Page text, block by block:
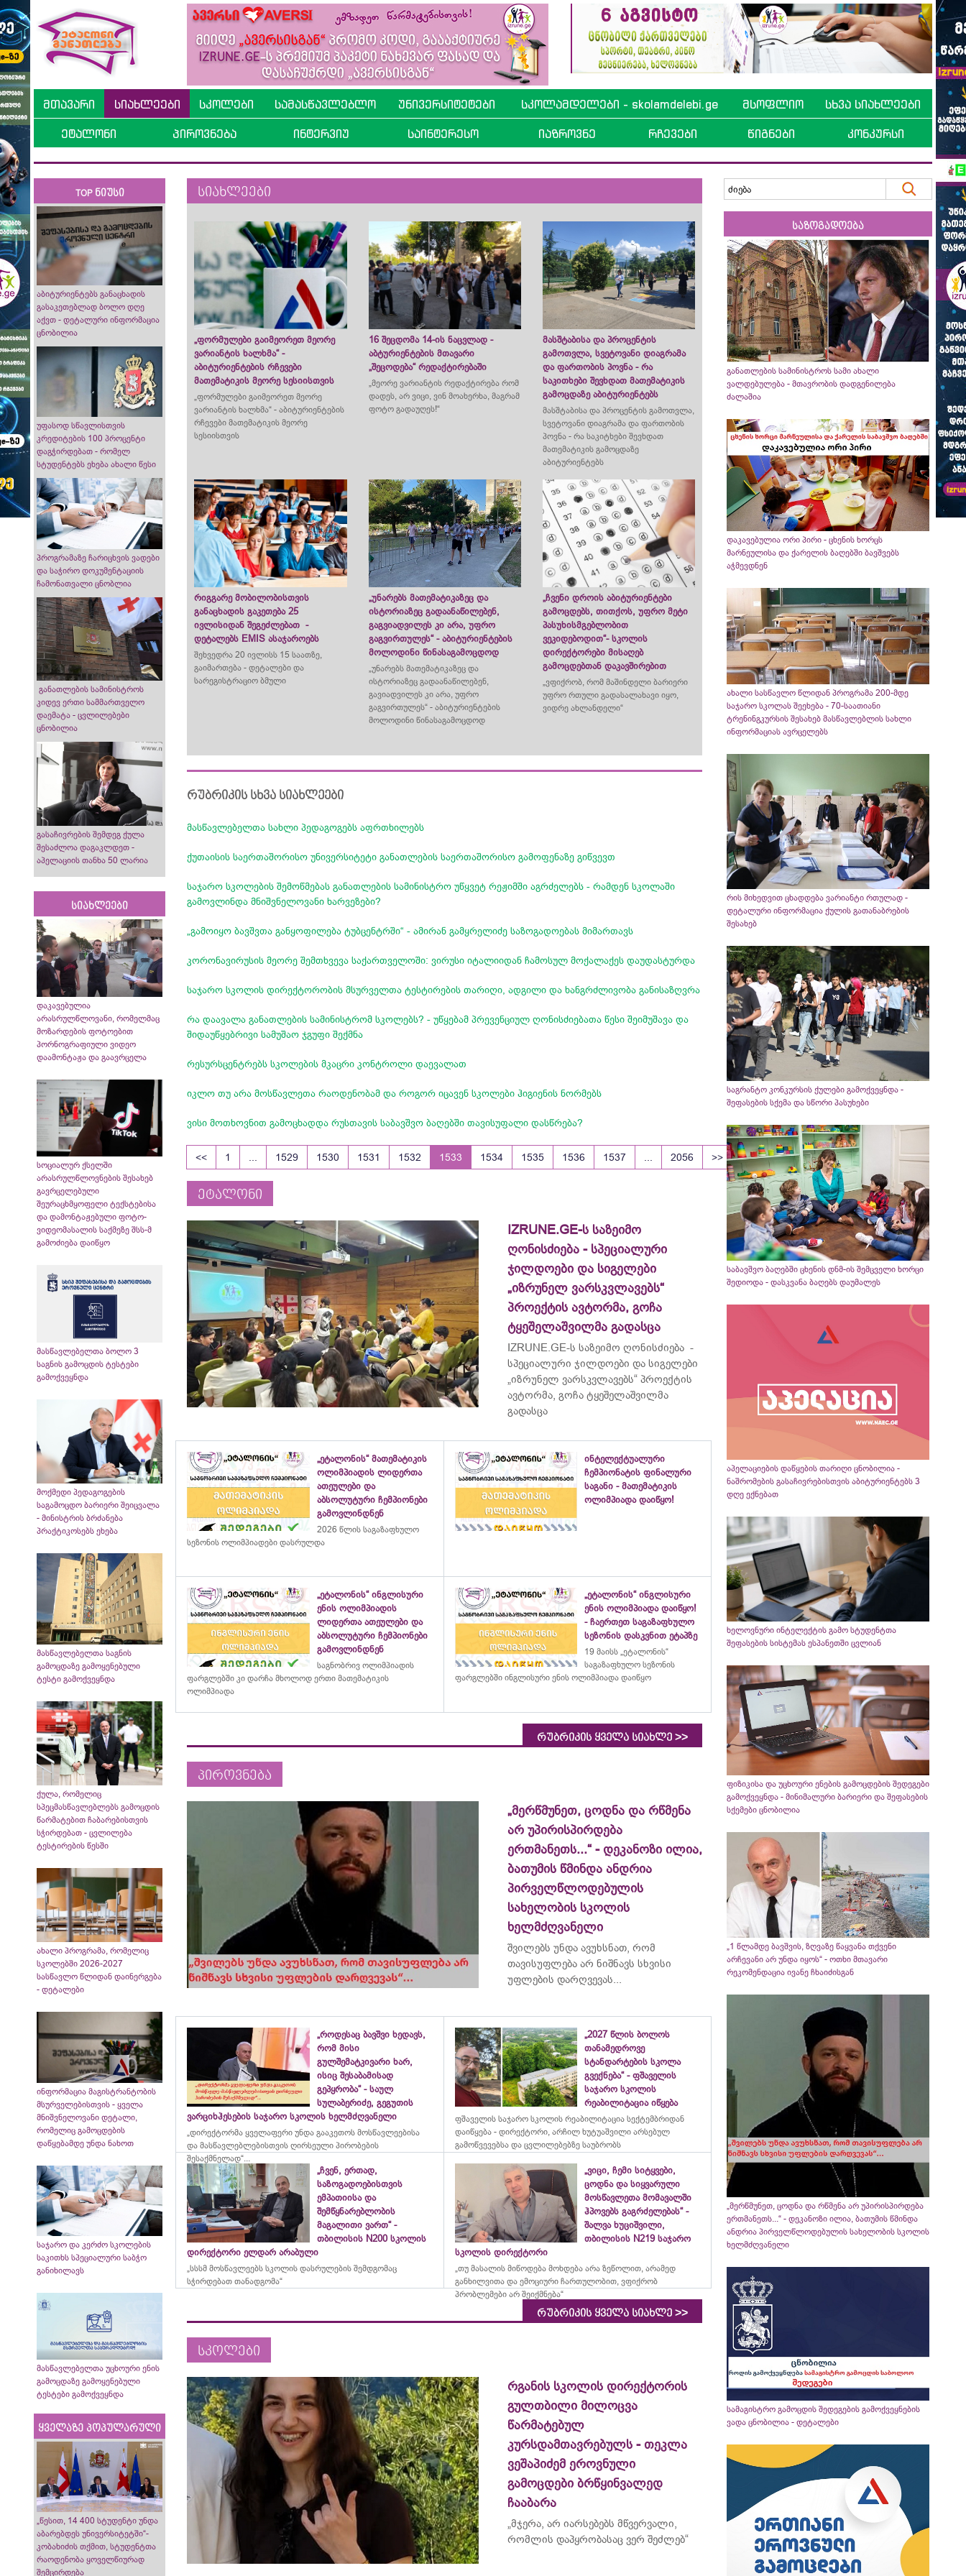
მთავარი სიახლეები სკოლები სამასწავლებლო უნივერსიტეტები სკოლამდელები - skolamdelebi.ge მსოფლიო სხვა სიახლეები
ეტალონი პიროვნება ინტერვიუ საინტერესო იაზროვნე რჩევები წიგნები კონკურსი
TOP ნიუსი
აბიტურიენტებს განაცხადის
გასაკეთებლად ბოლო დღე
აქვთ - დეტალური ინფორმაცია
ცნობილია
უფასოდ სწავლისთვის
კრედიტების 100 პროცენტი
დაგჭირდებათ - რომელ
სტუდენტებს ეხება ახალი წესი
პროგრამაზე ჩარიცხვის ვადები
და საჭირო დოკუმენტაციის
ჩამონათვალი ცნობლია
განათლების სამინისტროს
კიდევ ერთი სამმართველო
დაემატა - ცვლილებები
ცნობილია
გასაჩივრების შემდეგ ქულა
შესაძლოა დაგაკლდეთ -
აპელაციის თანხა 50 ლარია
სიახლეები
დაკავებულია
არასრულწლოვანი, რომელმაც
მოზარდების ფოტოებით
პორნოგრაფიული ვიდეო
დაამონტაჟა და გაავრცელა
სოციალურ ქსელში
არასრულწლოვნების შესახებ
გავრცელებული
შეურაცხმყოფელი ტექსტებისა
და დამონტაჟებული ფოტო-
ვიდეომასალის საქმეზე შსს-მ
გამოძიება დაიწყო
მასწავლებელთა ბოლო 3
საგნის გამოცდის ტესტები
გამოქვეყნდა
მოქმედი პედაგოგების
საგამოცდო ბარიერი შეიცვალა
- მინისტრის ბრძანება
პრაქტიკოსებს ეხება
მასწავლებელთა საგნის
გამოცდაზე გამოყენებული
ტესტი გამოქვეყნდა
ქულა, რომელიც
სპეცმასწავლებლებს გამოცდის
წარმატებით ჩაბარებისთვის
სჭირდებათ - ცვლილება
ტესტირების წესში
ახალი პროგრამა, რომელიც
სკოლებში 2026-2027
სასწავლო წლიდან დაინერგება
- დეტალები
ინფორმაცია მაგისტრანტობის
მსურველებისთვის - ყველა
მნიშვნელოვანი დეტალი,
რომელიც გამოცდების
დაწყებამდე უნდა ნახოთ
საჯარო და კერძო სკოლების
საკითხს სპეციალური საბჭო
განიხილავს
მასწავლებელთა უცხოური ენის
გამოცდაზე გამოყენებული
ტესტები გამოქვეყნდა
ყველაზე პოპულარული
„წესით, 14 400 სტუდენტი უნდა
აბარებდეს უნივერსიტეტში“-
კობახიძის თქმით, სტუდენტთა
რაოდენობა ყოველწიურად
შემცირდება
სიახლეები
„ფორმულები გაიმეორეთ მეორე
ვარიანტის ხალხმა“ -
აბიტურიენტების რჩევები
მათემატიკის მეორე სესიისთვის
„ფორმულები გაიმეორეთ მეორე
ვარიანტის ხალხმა“ - აბიტურიენტების
რჩევები მათემატიკის მეორე
სესიისთვის
16 შეცდომა 14-ის ნაცვლად -
აბტურიენტების მთავარი
„შეცოდება“ რედაქტირებაში
„მეორე ვარიანტის რედაქტირება რომ
დადეს, არ ვიცი, ვინ მოახერხა, მაგრამ
ფოტო გადაუღეს!“
მასშტაბისა და პროცენტის
გამოთვლა, სვეტოვანი დიაგრამა
და ფართობის პოვნა - რა
საკითხები შევხდათ მათემატიკის
გამოცდაზე აბიტურიენტებს
მასშტაბისა და პროცენტის გამოთვლა,
სვეტოვანი დიაგრამა და ფართობის
პოვნა - რა საკიტხები შევხდათ
მათემატიკის გამოცდაზე
აბიტურიენტებს
რიგგარე მობილობისთვის
განაცხადის გაკეთება 25
ივლისიდან შეგეძლებათ -
დეტალებს EMIS ასაჯაროებს
შეხვედრა 20 ივლისს 15 საათზე,
გაიმართება - დეტალები და
სარეგისტრაციო ბმული
„უნარებს მათემატიკაზეც და
ისტორიაზეც გადაანაწილებენ,
გაგვიადვილეს კი არა, უფრო
გაგვირთულეს“ - აბიტურიენტების
მოლოდინი წინასაგამოცდოდ
„უნარებს მათემატიკაზეც და
ისტორიაზეც გადაანაწილებენ,
გავიადვილეს კი არა, უფრო
გაგვირთულეს“ - აბიტურიენტების
მოლოდინი წინასაგამოცდოდ
„ჩვენი დროის აბიტურიენტები
გამოცდებს, თითქოს, უფრო მეტი
პასუხისმგებლობით
ვეკიდებოდით“- სკოლის
დირექტორები მისაღებ
გამოცდებთან დაკავშირებით
„ვფიქრობ, რომ მაშინდელი ბარიერი
უფრო რთული გადასალახავი იყო,
ვიდრე ახლანდელი“
რუბრიკის სხვა სიახლეები
მასწავლებელთა სახლი პედაგოგებს აფრთხილებს
ქუთაისის საერთაშორისო უნივერსიტეტი განათლების საერთაშორისო გამოფენაზე გიწვევთ
საჯარო სკოლების შემოწმებას განათლების სამინისტრო უწყვეტ რეჟიმში აგრძელებს - რამდენ სკოლაში
გამოვლინდა მნიშვნელოვანი ხარვეზები?
„გამოიყო ბავშვთა განყოფილება ტუბცენტრში“ - ამირან გამყრელიძე საზოგადოებას მიმართავს
კორონავირუსის მეორე შემთხვევა საქართველოში: ვირუსი იტალიიდან ჩამოსულ მოქალაქეს დაუდასტურდა
საჯარო სკოლის დირექტორობის მსურველთა ტესტირების თარიღი, ადგილი და ხანგრძლივობა განისაზღვრა
რა დაავალა განათლების სამინისტრომ სკოლებს? - უწყებამ პრევენციულ ღონისძიებათა წესი შეიმუშავა და
შიდაუწყებრივი სამუშაო ჯგუფი შექმნა
რესურსცენტრებს სკოლების მკაცრი კონტროლი დაევალათ
იკლო თუ არა მოსწავლეთა რაოდენობამ და როგორ იცავენ სკოლები ჰიგიენის ნორმებს
ვისი მოთხოვნით გამოცხადდა რუსთავის საბავშვო ბაღებში თავისუფალი დასწრება?
<< 1 1529 1530 1531 1532 1533 1534 1535 1536 1537 2056 >>
ეტალონი
IZRUNE.GE-ს საზეიმო
ღონისძიება - სპეციალური
ჯილდოები და სიგელები
„იზრუნელ ვარსკვლავებს“
პროექტის ავტორმა, გოჩა
ტყეშელაშვილმა გადასცა
IZRUNE.GE-ს საზეიმო ღონისძიება -
სპეციალური ჯილდოები და სიგელები
„იზრუნელ ვარსკვლავებს“ პროექტის
ავტორმა, გოჩა ტყეშელაშვილმა
გადასცა
„ეტალონის“ მათემატიკის
ოლიმპიადის ლიდერთა
ათეულები და
აბსოლუტური ჩემპიონები
გამოვლინდნენ
2026 წლის საგაზაფხულო
სეზონის ოლიმპიადები დასრულდა
ინტელექტუალური
ჩემპიონატის ფინალური
საგანი - მათემატიკის
ოლიმპიადა დაიწყო!
„ეტალონის“ ინგლისური
ენის ოლიმპიადის
ლიდერთა ათეულები და
აბსოლუტური ჩემპიონები
გამოვლინდნენ
საგნობრივ ოლიმპიადის
ფარგლებში კი დარჩა მხოლოდ ერთი მათემატიკის
ოლიმპიადა
„ეტალონის“ ინგლისური
ენის ოლიმპიადა დაიწყო!
- ჩაერთეთ საგაზაფხულო
სეზონის დასკვნით ეტაპზე
19 მაისს „ეტალონის“
საგაზაფხულო სეზონის
ფარგლებში ინგლისური ენის ოლიმპიადა დაიწყო
რუბრიკის ყველა სიახლე >>
პიროვნება
„მერწმუნეთ, ცოდნა და რწმენა
არ უპირისპირდება
ერთმანეთს...“ - დეკანოზი ილია,
ბათუმის წმინდა ანდრია
პირველწლოდებულის
სახელობის სკოლის
ხელმძღვანელი
შვილებს უნდა ავუხსნათ, რომ
თავისუფლება არ ნიშნავს სხვისი
უფლების დარღვევას...
„როდესაც ბავშვი ხედავს,
რომ მისი
გულშემატკივარი ხარ,
ისიც შესაბამისად
გეპყრობა“ - საულ
სულაბერიძე, გეგუთის
ვარციხჰესების საჯარო სკოლის ხელმძღვანელი
„დირექტორმა ყველაფერი უნდა გააკეთოს მოსწავლეებისა
და მასწავლებლებისთვის ღირსეული პირობების
შესაქმნელად“...
„2027 წლის ბოლოს
თანამედროვე
სტანდარტების სკოლა
გვექნება“ - ფშაველის
საჯარო სკოლის
რეაბილიტაცია იწყება
ფშაველის საჯარო სკოლის რეაბილიტაცია სექტემბრიდან
დაიწყება - დირექტორი, არჩილ ხუტუაშვილი არსებულ
გამოწვევებსა და ცვლილებებზე საუბრობს
„ჩვენ, ერთად,
საზოგადოებისთვის
ემპათიისა და
შემწყნარებლობის
მაგალითი ვართ“ -
თბილისის N200 სკოლის
დირექტორი ელდარ არაბული
„სსსმ მოსწავლეებს სკოლის დასრულების შემდგომაც
სჭირდებათ თანადგომა“
„ვიცი, ჩემი სიტყვები,
ცოდნა და სიყვარული
მოსწავლეთა მომავალში
ჰპოვებს გაგრძელებას“ -
შალვა ხუციშვილი,
თბილისის N219 საჯარო
სკოლის დირექტორი
„თუ მასალის მიწოდება მოხდება არა ზეწოლით, არამედ
განხილვითა და ემოციური ჩართულობით, ვფიქრობ
პრობლემები არ შეიქმნება“
რუბრიკის ყველა სიახლე >>
სკოლები
რგანის სკოლის დირექტორის
გულთბილი მილოცვა
წარმატებულ
კურსდამთავრებულს - თეკლა
ვეშაპიძემ ეროვნული
გამოცდები ბრწყინვალედ
ჩააბარა
„მჯერა, არ იარსებებს მწვერვალი,
რომლის დაპყრობასაცვერ შეძლებ“
საზოგადოება
განათლების სამინისტროს სამი ახალი
ვალდებულება - მთავრობის დადგენილება
ძალაშია
დაკავებულია ორი პირი - ცხენის ხორცს
მარნეულისა და ქარელის ბაღებში ბავშვებს
აჭმევდნენ
ახალი სასწავლო წლიდან პროგრამა 200-მდე
საჯარო სკოლას შეეხება - 70-საათიანი
ტრენინგკურსის შესახებ მასწავლებლის სახლი
ინფორმაციას ავრცელებს
რის მიხედვით ცხადდება ვარიანტი რთულად -
დეტალური ინფორმაცია ქულის გათანაბრების
შესახებ
საგრანტო კონკურსის ქულები გამოქვეყნდა -
შეფასების სქემა და სწორი პასუხები
საბავშვო ბაღებში ცხენის დნმ-ის შემცველი ხორცი
შედიოდა - დასკვანა ბაღებს დაუმალეს
აპელაციების დაწყების თარიღი ცნობილია -
ნაშრომების გასაჩივრებისთვის აბიტურიენტებს 3
დღე ექნებათ
ხელოვნური ინტელექტის გამო სტუდენტთა
შეფასების სისტემას ესპანეთში ცვლიან
ფიზიკისა და უცხოური ენების გამოცდების შედეგები
გამოქვეყნდა - მინიმალური ბარიერი და შეფასების
სქემები ცნობილია
„1 წლამდე ბავშვის, ზღვაზე წაყვანა თქვენი
არჩევანი არ უნდა იყოს“ - ოთხი მთავარი
რეკომენდაცია ივანე ჩხაიძისგან
„მერწმუნეთ, ცოდნა და რწმენა არ უპირისპირდება
ერთმანეთს...“ - დეკანოზი ილია, ბათუმის წმინდა
ანდრია პირველწლოდებულის სახელობის სკოლის
ხელმძღვანელი
სამაგისტრო გამოცდის შედეგების გამოქვეყნების
ვადა ცნობილია - დეტალები